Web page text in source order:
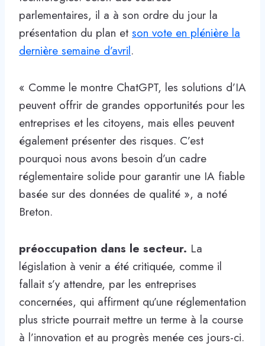
parlementaires, il a à son ordre du jour la
présentation du plan et son vote en plénière la
dernière semaine d’avril.
« Comme le montre ChatGPT, les solutions d’IA
peuvent offrir de grandes opportunités pour les
entreprises et les citoyens, mais elles peuvent
également présenter des risques. C’est
pourquoi nous avons besoin d’un cadre
réglementaire solide pour garantir une IA fiable
basée sur des données de qualité », a noté
Breton.
préoccupation dans le secteur. La
législation à venir a été critiquée, comme il
fallait s’y attendre, par les entreprises
concernées, qui affirment qu’une réglementation
plus stricte pourrait mettre un terme à la course
à l’innovation et au progrès menée ces jours-ci.